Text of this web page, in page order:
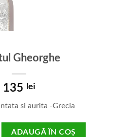
Gheorghe
135 lei
si aurita -Grecia
Gheorghe
ADAUGĂ ÎN COȘ